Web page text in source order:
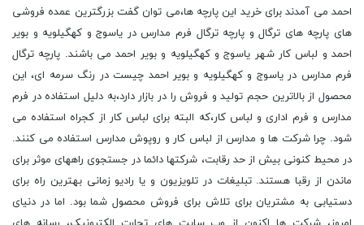
احمد می آمدند برای خرید این پارچه ها،می توان گفت بزرگترین عمده فروشی
های پارچه های ترگال و پارچه ترگال فرم مدارس در یاسوج و کهگیلویه و بویر
احمد و لباس کار شهر یاسوج و کهگیلویه و بویر احمد می باشند. پارچه ترگال
فرم مدارس در یاسوج و کهگیلویه و بویر احمد چیست در رنگ سرمه ای، این
محصول از بالاترین حجم تولید و فروش را در بازار دارد،به دلیل استفاده در فرم
مدارس و فرم اداری و لباس کار،که البته برای لباس کار از کجراه استفاده می
شود. چرا شرکت ها و مدارس از لباس کار و روپوش مدارس استفاده می کنند.
در محیط کنونی بیش از حد رقابت، شرکتها دائما در جستجوی راههای موثر برای
ماندن از رقبا هستند. تبلیغات در تلویزیون و یا رادیو زمانی بهترین راه برای
دستیابی به مشتریان برای تلاش برای فروش محصول شما بود. اما در دنیای